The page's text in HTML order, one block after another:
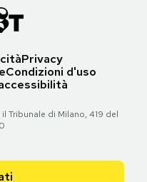
Privacy
Condizioni d'uso
Tribunale di Milano, 419 del